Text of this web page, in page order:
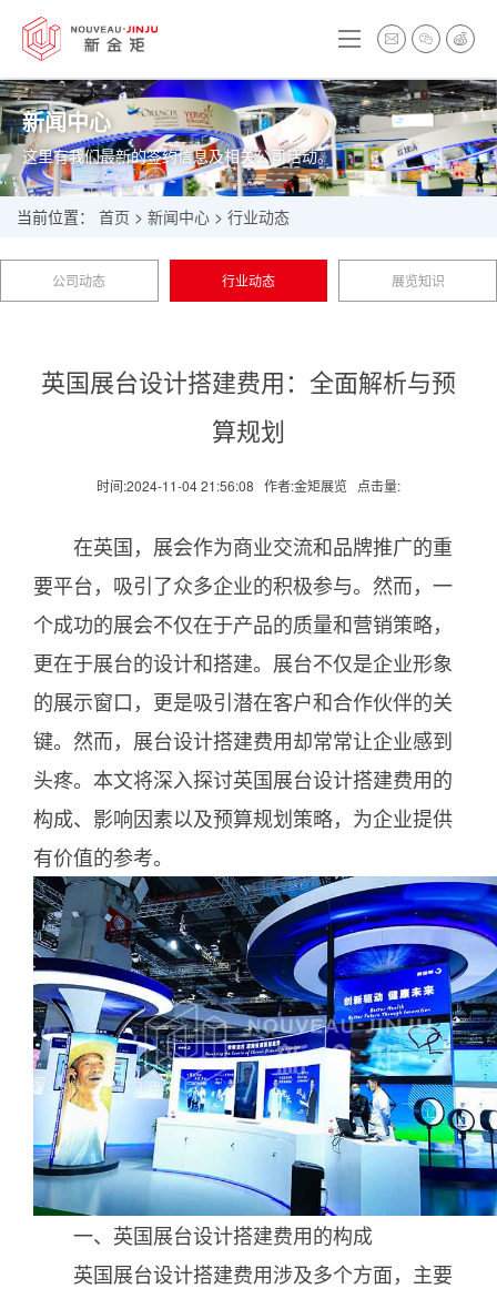
新闻中心
这里有我们最新的签约信息及相关公司活动。
当前位置： 首页 > 新闻中心 > 行业动态
公司动态 行业动态 展览知识
英国展台设计搭建费用：全面解析与预
算规划
时间:2024-11-04 21:56:08 作者:金矩展览 点击量:
在英国，展会作为商业交流和品牌推广的重
要平台，吸引了众多企业的积极参与。然而，一
个成功的展会不仅在于产品的质量和营销策略，
更在于展台的设计和搭建。展台不仅是企业形象
的展示窗口，更是吸引潜在客户和合作伙伴的关
键。然而，展台设计搭建费用却常常让企业感到
头疼。本文将深入探讨英国展台设计搭建费用的
构成、影响因素以及预算规划策略，为企业提供
有价值的参考。
一、英国展台设计搭建费用的构成
英国展台设计搭建费用涉及多个方面，主要